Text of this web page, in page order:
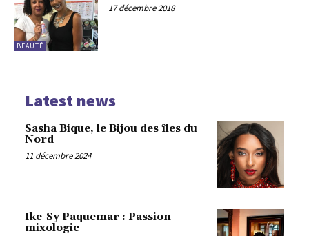
BEAUTÉ
17 décembre 2018
Latest news
Sasha Bique, le Bijou des îles du
Nord
11 décembre 2024
Ike-Sy Paquemar : Passion
mixologie